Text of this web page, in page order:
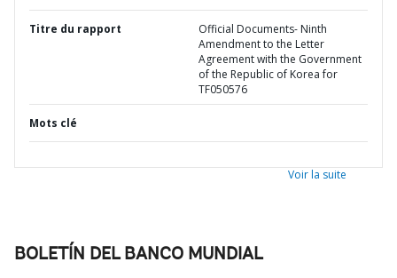
Titre du rapport
Official Documents- Ninth
Amendment to the Letter
Agreement with the Government
of the Republic of Korea for
TF050576
Mots clé
Voir la suite
BOLETÍN DEL BANCO MUNDIAL